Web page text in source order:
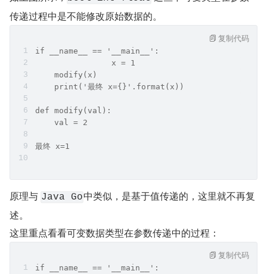
传递过程中是不能修改原始数据的。
if __name__ == '__main__':
		x = 1
    modify(x)
def modify(val):
    val = 2
最终 x=1
复制代码
原理与 Java Go中类似，是基于值传递的，这里就不再复
述。
这里重点看看可变数据类型在参数传递中的过程：
if __name__ == '__main__':
复制代码